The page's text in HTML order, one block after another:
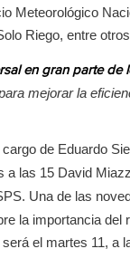
Meteorológico
Riego, entre
en gran parte
mejorar la
cargo de Eduardo
a las 15 David
Una de las
la importancia del
el martes 11, a